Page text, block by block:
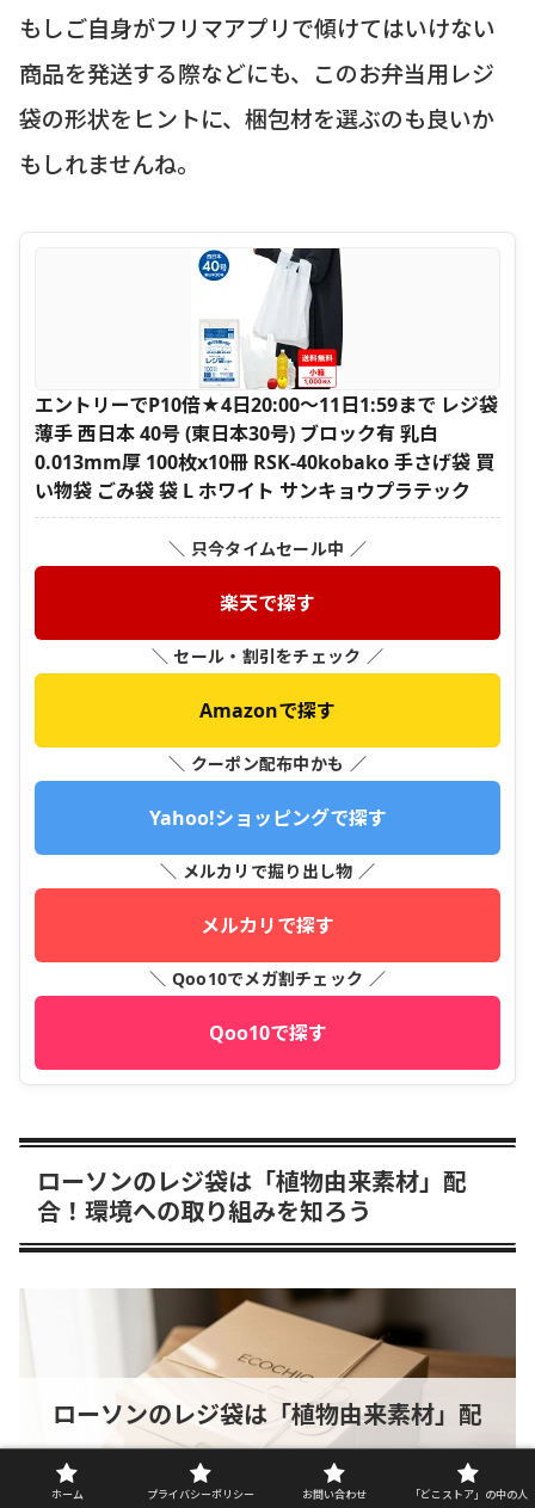
もしご自身がフリマアプリで傾けてはいけない
商品を発送する際などにも、このお弁当用レジ
袋の形状をヒントに、梱包材を選ぶのも良いか
もしれませんね。
エントリーでP10倍★4日20:00〜11日1:59まで レジ袋
薄手 西日本 40号 (東日本30号) ブロック有 乳白
0.013mm厚 100枚x10冊 RSK-40kobako 手さげ袋 買
い物袋 ごみ袋 袋 L ホワイト サンキョウプラテック
＼ 只今タイムセール中 ／
楽天で探す
＼ セール・割引をチェック ／
Amazonで探す
＼ クーポン配布中かも ／
Yahoo!ショッピングで探す
＼ メルカリで掘り出し物 ／
メルカリで探す
＼ Qoo10でメガ割チェック ／
Qoo10で探す
ローソンのレジ袋は「植物由来素材」配
合！環境への取り組みを知ろう
ローソンのレジ袋は「植物由来素材」配
合！環境への取り組みを知ろう
ホーム プライバシーポリシー お問い合わせ 「どこストア」の中の人